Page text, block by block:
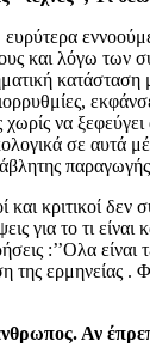
και λόγω των
να
σε
και κριτικοί
για το τι
:’’Oλα είναι
ερμηνείας .
Αν